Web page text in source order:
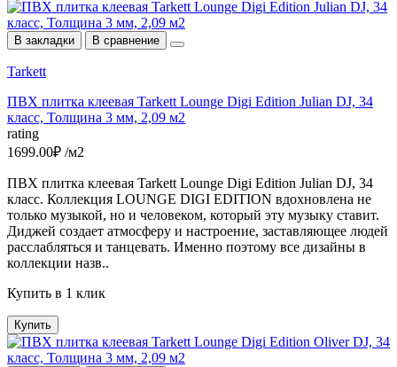
В закладки В сравнение
Tarkett
ПВХ плитка клеевая Tarkett Lounge Digi Edition Julian DJ, 34
класс, Толщина 3 мм, 2,09 м2
rating
1699.00₽ /м2
ПВХ плитка клеевая Tarkett Lounge Digi Edition Julian DJ, 34
класс. Коллекция LOUNGE DIGI EDITION вдохновлена не
только музыкой, но и человеком, который эту музыку ставит.
Диджей создает атмосферу и настроение, заставляющее людей
расслабляться и танцевать. Именно поэтому все дизайны в
коллекции назв..
Купить в 1 клик
Купить